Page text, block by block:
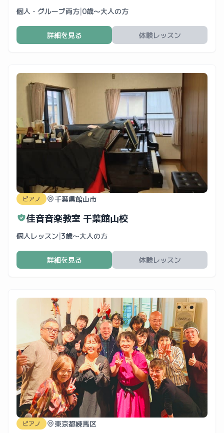
個人・グループ両方|0歳〜大人の方
詳細を見る 体験レッスン
ピアノ 千葉県館山市
佳音音楽教室 千葉館山校
個人レッスン|3歳〜大人の方
詳細を見る 体験レッスン
ピアノ 東京都練馬区